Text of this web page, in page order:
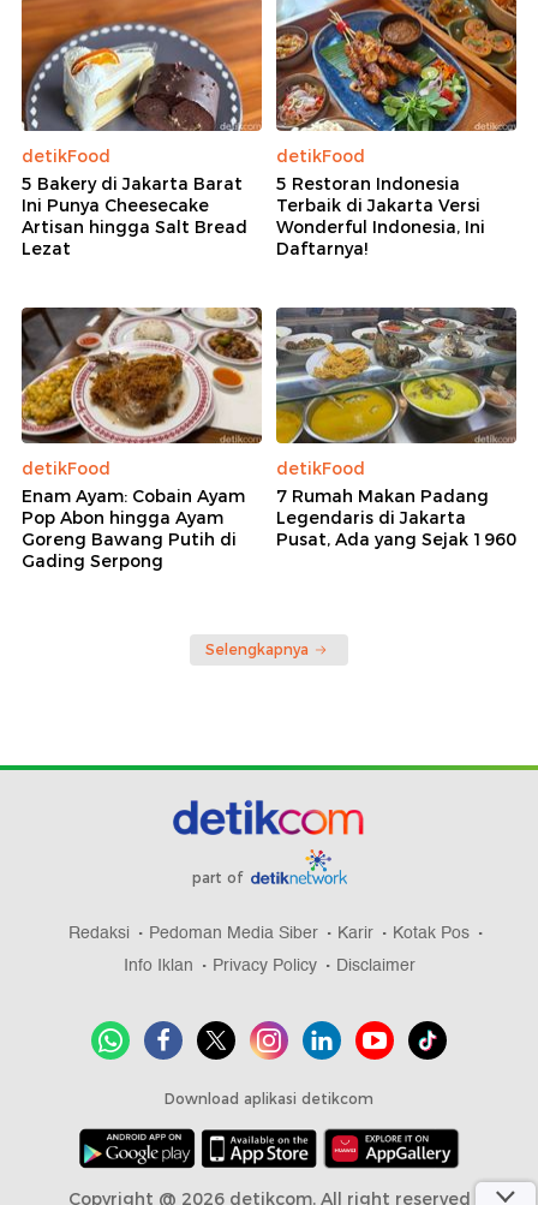
detikFood
5 Bakery di Jakarta Barat
Ini Punya Cheesecake
Artisan hingga Salt Bread
Lezat
detikFood
5 Restoran Indonesia
Terbaik di Jakarta Versi
Wonderful Indonesia, Ini
Daftarnya!
detikFood
Enam Ayam: Cobain Ayam
Pop Abon hingga Ayam
Goreng Bawang Putih di
Gading Serpong
detikFood
7 Rumah Makan Padang
Legendaris di Jakarta
Pusat, Ada yang Sejak 1960
Selengkapnya
part of
Redaksi Pedoman Media Siber Karir
Kotak Pos
Info Iklan
Privacy Policy Disclaimer
Download aplikasi detikcom
Copyright @ 2026 detikcom, All right reserved